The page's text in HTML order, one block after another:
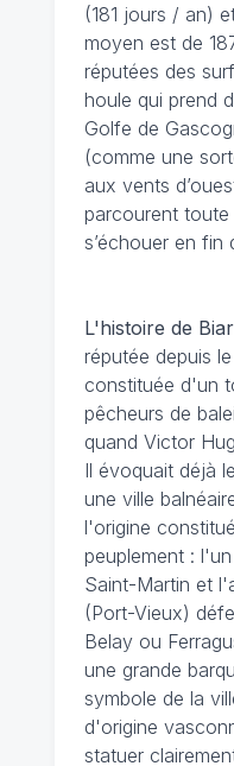
(181 jours / an)
moyen est de
réputées des
houle qui prend
Golfe de
(comme une
aux vents
parcourent toute
s’échouer en
L'histoire de
réputée depuis
constituée d'un
pêcheurs de
quand Victor
Il évoquait déjà
une ville
l'origine
peuplement :
Saint-Martin et
(Port-Vieux)
Belay ou
une grande
symbole de la
d'origine
statuer